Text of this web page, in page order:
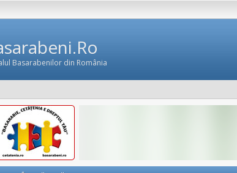
Basarabenilor din România